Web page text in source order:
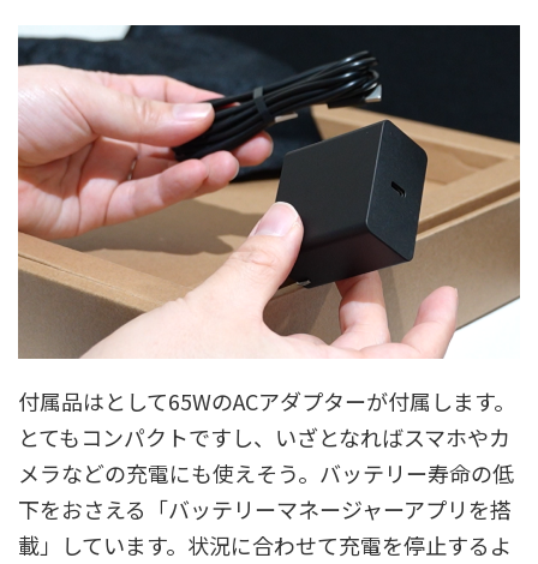
付属品はとして65WのACアダプターが付属します。
とてもコンパクトですし、いざとなればスマホやカ
メラなどの充電にも使えそう。バッテリー寿命の低
下をおさえる「バッテリーマネージャーアプリを搭
載」しています。状況に合わせて充電を停止するよ